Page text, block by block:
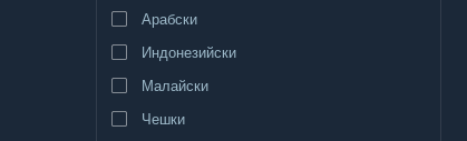
Арабски
Индонезийски
Малайски
Чешки